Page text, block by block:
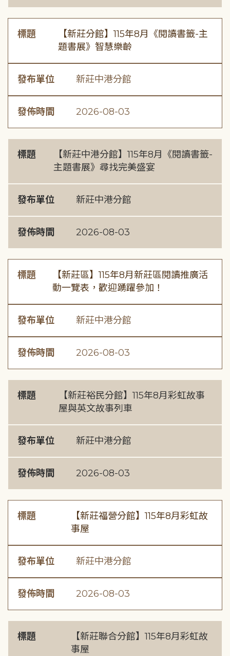
標題
【新莊分館】115年8月《閱讀書籤-主
題書展》智慧樂齡
發布單位 新莊中港分館
發佈時間 2026-08-03
標題
【新莊中港分館】115年8月《閱讀書籤-
主題書展》尋找完美盛宴
發布單位 新莊中港分館
發佈時間 2026-08-03
標題
【新莊區】115年8月新莊區閱讀推廣活
動一覽表，歡迎踴躍參加！
發布單位 新莊中港分館
發佈時間 2026-08-03
標題
【新莊裕民分館】115年8月彩虹故事
屋與英文故事列車
發布單位 新莊中港分館
發佈時間 2026-08-03
標題
【新莊福營分館】115年8月彩虹故
事屋
發布單位 新莊中港分館
發佈時間 2026-08-03
標題
【新莊聯合分館】115年8月彩虹故
事屋